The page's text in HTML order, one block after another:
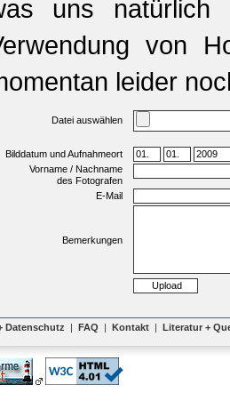
uns natürlich
von
leider
Datei auswählen
Bilddatum und Aufnahmeort
Vorname / Nachname
des Fotografen
E-Mail
Bemerkungen
Datenschutz | FAQ | Kontakt | Literatur +